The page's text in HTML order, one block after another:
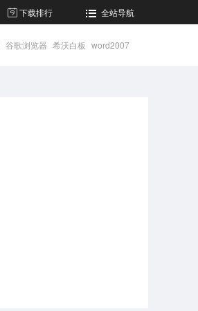
下载排行 全站导航
谷歌浏览器 希沃白板 word2007